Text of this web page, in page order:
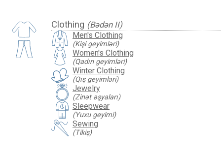
Clothing (Bədən II)
Men's Clothing
(Kişi geyimləri)
Women's Clothing
(Qadın geyimləri)
Winter Clothing
(Qış geyimləri)
Jewelry
(Zinət əşyaları)
Sleepwear
(Yuxu geyimi)
Sewing
(Tikiş)